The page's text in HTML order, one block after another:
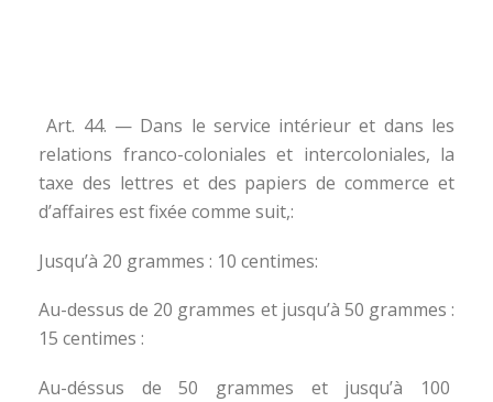
Art. 44. — Dans le service intérieur et dans les
relations franco-coloniales et intercoloniales, la
taxe des lettres et des papiers de commerce et
d’affaires est fixée comme suit,:
Jusqu’à 20 grammes : 10 centimes:
Au-dessus de 20 grammes et jusqu’à 50 grammes :
15 centimes :
Au-déssus de 50 grammes et jusqu’à 100